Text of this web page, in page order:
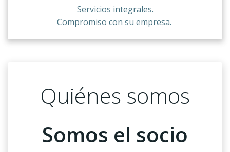
Servicios integrales.
Compromiso con su empresa.
Quiénes somos
Somos el socio